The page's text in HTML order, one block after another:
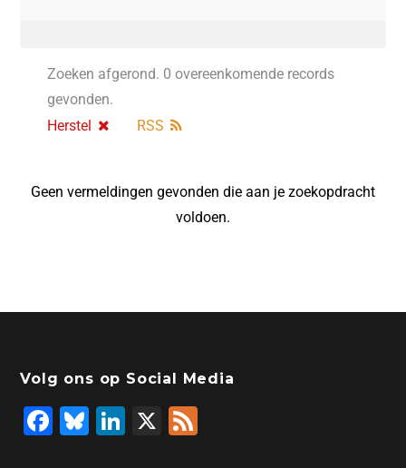
Zoeken afgerond. 0 overeenkomende records
gevonden.
Herstel
RSS
Geen vermeldingen gevonden die aan je zoekopdracht
voldoen.
Volg ons op Social Media
F
Bl
Li
X